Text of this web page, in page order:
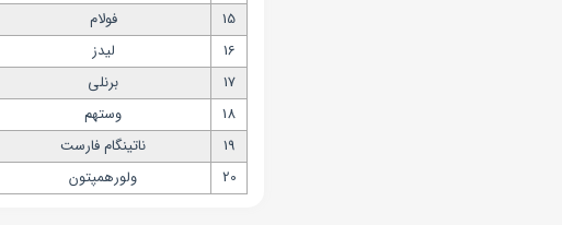
15
فولام
16
لیدز
17
برنلی
18
وستهم
19
ناتینگام فارست
20
ولورهمپتون